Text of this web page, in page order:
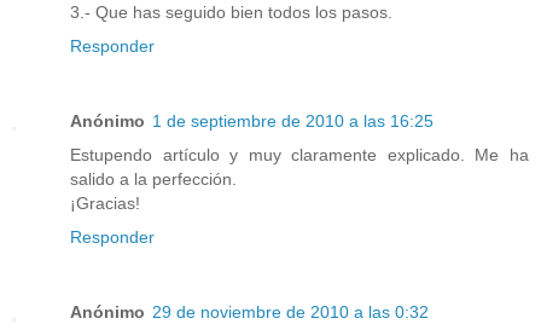
3.- Que has seguido bien todos los pasos.
Responder
Anónimo 1 de septiembre de 2010 a las 16:25
Estupendo artículo y muy claramente explicado. Me ha
salido a la perfección.
¡Gracias!
Responder
Anónimo 29 de noviembre de 2010 a las 0:32